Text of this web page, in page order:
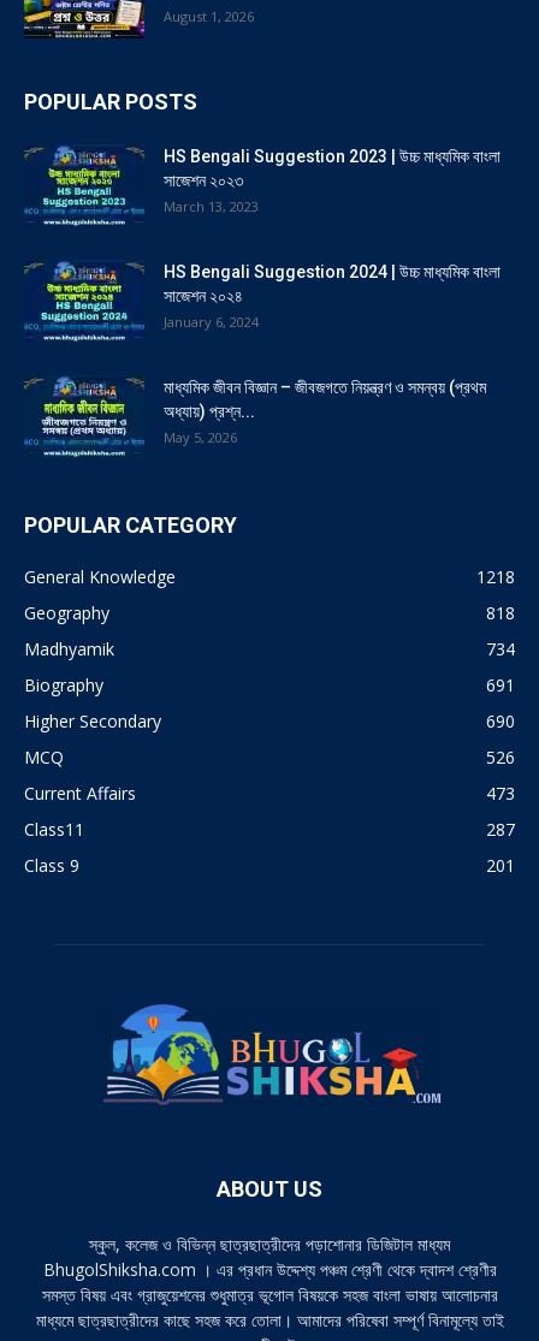
August 1, 2026
POPULAR POSTS
HS Bengali Suggestion 2023 | উচ্চ মাধ্যমিক বাংলা
সাজেশন ২০২৩
March 13, 2023
HS Bengali Suggestion 2024 | উচ্চ মাধ্যমিক বাংলা
সাজেশন ২০২৪
January 6, 2024
মাধ্যমিক জীবন বিজ্ঞান – জীবজগতে নিয়ন্ত্রণ ও সমন্বয় (প্রথম
অধ্যায়) প্রশ্ন...
May 5, 2026
POPULAR CATEGORY
General Knowledge
1218
Geography
818
Madhyamik
734
Biography
691
Higher Secondary
690
MCQ
526
Current Affairs
473
Class11
287
Class 9
201
ABOUT US
স্কুল, কলেজ ও বিভিন্ন ছাত্রছাত্রীদের পড়াশোনার ডিজিটাল মাধ্যম
BhugolShiksha.com । এর প্রধান উদ্দেশ্য পঞ্চম শ্রেণী থেকে দ্বাদশ শ্রেণীর
সমস্ত বিষয় এবং গ্রাজুয়েশনের শুধুমাত্র ভূগোল বিষয়কে সহজ বাংলা ভাষায় আলোচনার
মাধ্যমে ছাত্রছাত্রীদের কাছে সহজ করে তোলা। আমাদের পরিষেবা সম্পূর্ণ বিনামূল্যে তাই